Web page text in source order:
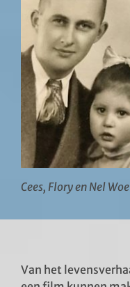
Cees, Flory en Nel
Van het